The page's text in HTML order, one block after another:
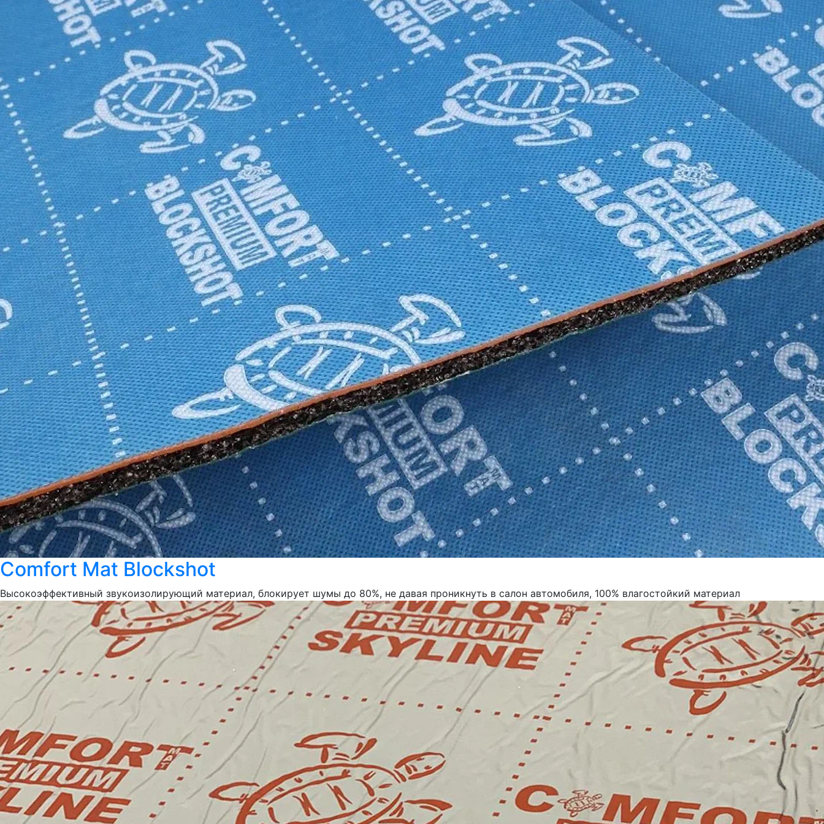
Comfort Mat Blockshot
Высокоэффективный звукоизолирующий материал, блокирует шумы до 80%, не давая проникнуть в салон автомобиля, 100% влагостойкий материал